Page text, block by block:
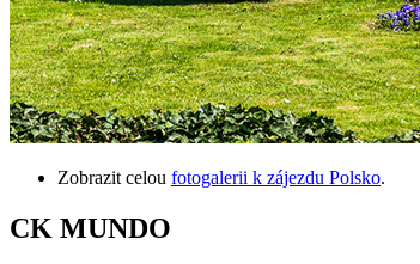
Zobrazit celou fotogalerii k zájezdu Polsko.
CK MUNDO